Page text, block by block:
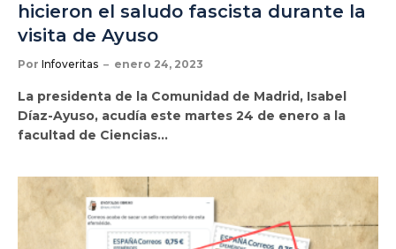
hicieron el saludo fascista durante la
visita de Ayuso
Por Infoveritas enero 24, 2023
La presidenta de la Comunidad de Madrid, Isabel
Díaz-Ayuso, acudía este martes 24 de enero a la
facultad de Ciencias…